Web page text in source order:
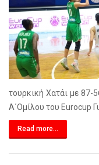
τουρκική Χατάι με 87-
Α΄Ομίλου του Eurocup
Read more...